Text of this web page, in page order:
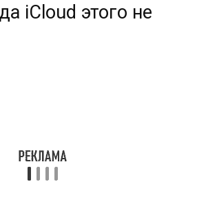
iCloud этого не